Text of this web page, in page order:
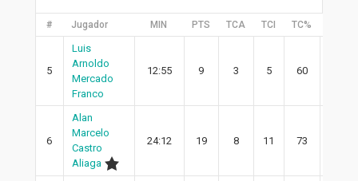
# Jugador MIN PTS TCA TCI TC%
5
Luis
Arnoldo
Mercado
Franco
12:55 9 3 5 60
6
Alan
Marcelo
Castro
Aliaga
24:12 19 8 11 73